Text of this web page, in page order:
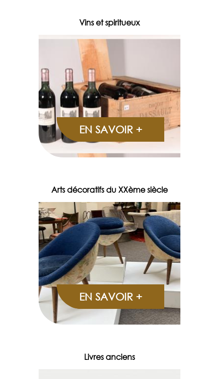
Vins et spiritueux
EN SAVOIR +
Arts décoratifs du XXème siècle
EN SAVOIR +
Livres anciens